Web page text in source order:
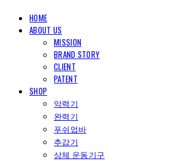
HOME
ABOUT US
MISSION
BRAND STORY
CLIENT
PATENT
SHOP
악력기
완력기
푸쉬업바
추감기
상체 운동기구